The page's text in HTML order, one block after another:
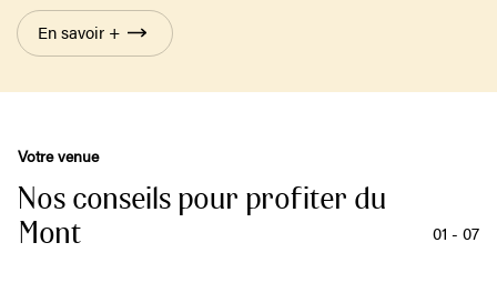
En savoir +
Votre venue
Nos conseils pour profiter du
Mont
01 - 07